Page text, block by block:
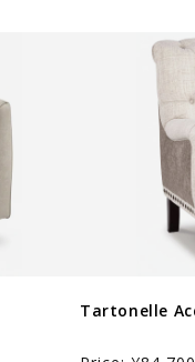
Tartonelle